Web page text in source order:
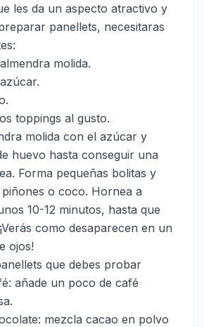
les da un aspecto atractivo y
panellets, necesitaras
molida.
toppings al gusto.
molida con el azúcar y
huevo hasta conseguir una
Forma pequeñas bolitas y
o coco. Hornea a
10-12 minutos, hasta que
como desaparecen en un
ojos!
que debes probar
añade un poco de café
mezcla cacao en polvo